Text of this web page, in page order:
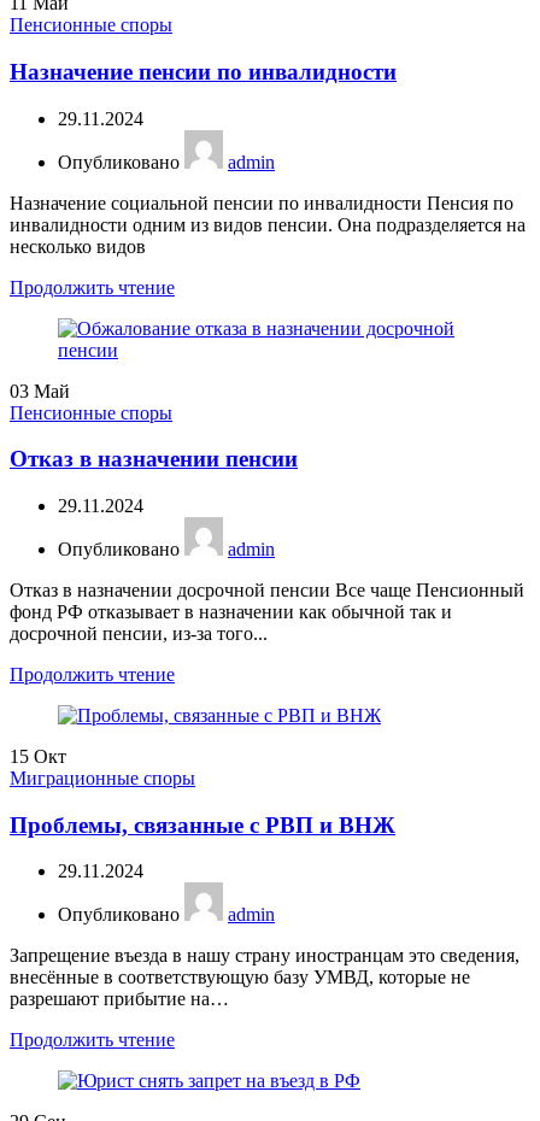
Пенсионные споры
Назначение пенсии по инвалидности
29.11.2024
Опубликовано
admin
Назначение социальной пенсии по инвалидности Пенсия по
инвалидности одним из видов пенсии. Она подразделяется на
несколько видов
Продолжить чтение
03 Май
Пенсионные споры
Отказ в назначении пенсии
29.11.2024
Опубликовано
admin
Отказ в назначении досрочной пенсии Все чаще Пенсионный
фонд РФ отказывает в назначении как обычной так и
досрочной пенсии, из-за того...
Продолжить чтение
15 Окт
Миграционные споры
Проблемы, связанные с РВП и ВНЖ
29.11.2024
Опубликовано
admin
Запрещение въезда в нашу страну иностранцам это сведения,
внесённые в соответствующую базу УМВД, которые не
разрешают прибытие на…
Продолжить чтение